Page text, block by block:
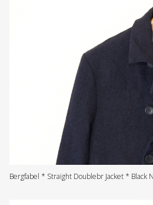
Bergfabel * Straight Doublebr Jacket * Black